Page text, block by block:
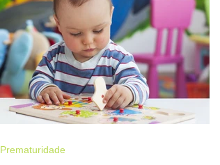
Prematuridade